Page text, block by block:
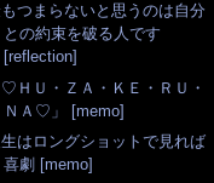
つまらないと思うのは自分
との約束を破る人です
[reflection]
ＨＵ・ＺＡ・ＫＥ・ＲＵ・
ＮＡ♡」 [memo]
はロングショットで見れば
喜劇 [memo]